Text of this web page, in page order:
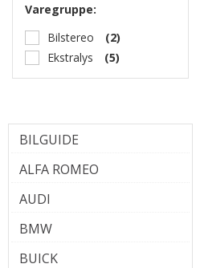
Varegruppe:
Bilstereo
(2)
Ekstralys
(5)
BILGUIDE
ALFA ROMEO
AUDI
BMW
BUICK